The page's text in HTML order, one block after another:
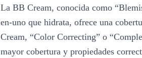
La BB Cream, conocida como
en-uno que hidrata, ofrece una
Cream, “Color Correcting” o
mayor cobertura y propiedades